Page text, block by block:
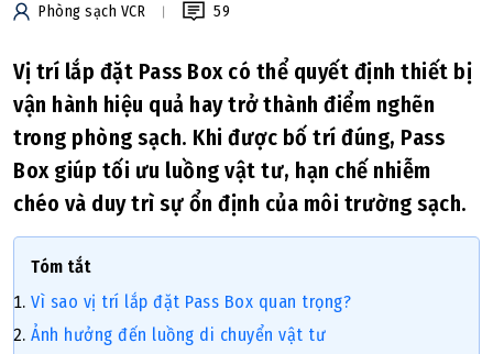
Phòng sạch VCR 59
Vị trí lắp đặt Pass Box có thể quyết định thiết bị
vận hành hiệu quả hay trở thành điểm nghẽn
trong phòng sạch. Khi được bố trí đúng, Pass
Box giúp tối ưu luồng vật tư, hạn chế nhiễm
chéo và duy trì sự ổn định của môi trường sạch.
Tóm tắt
Vì sao vị trí lắp đặt Pass Box quan trọng?
Ảnh hưởng đến luồng di chuyển vật tư